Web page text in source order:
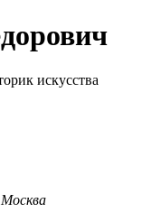
искусства